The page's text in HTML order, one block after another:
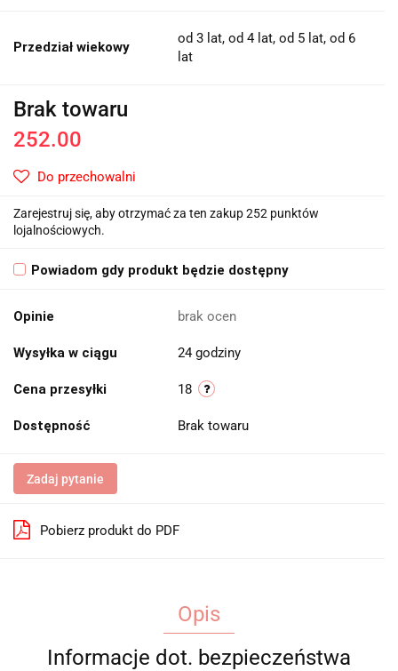
Przedział wiekowy
od 3 lat, od 4 lat, od 5 lat, od 6
lat
Brak towaru
252.00
Do przechowalni
Zarejestruj się, aby otrzymać za ten zakup 252 punktów
lojalnościowych.
Powiadom gdy produkt będzie dostępny
Opinie brak ocen
Wysyłka w ciągu 24 godziny
Cena przesyłki 18
Dostępność Brak towaru
Zadaj pytanie
Pobierz produkt do PDF
Opis
Informacje dot. bezpieczeństwa